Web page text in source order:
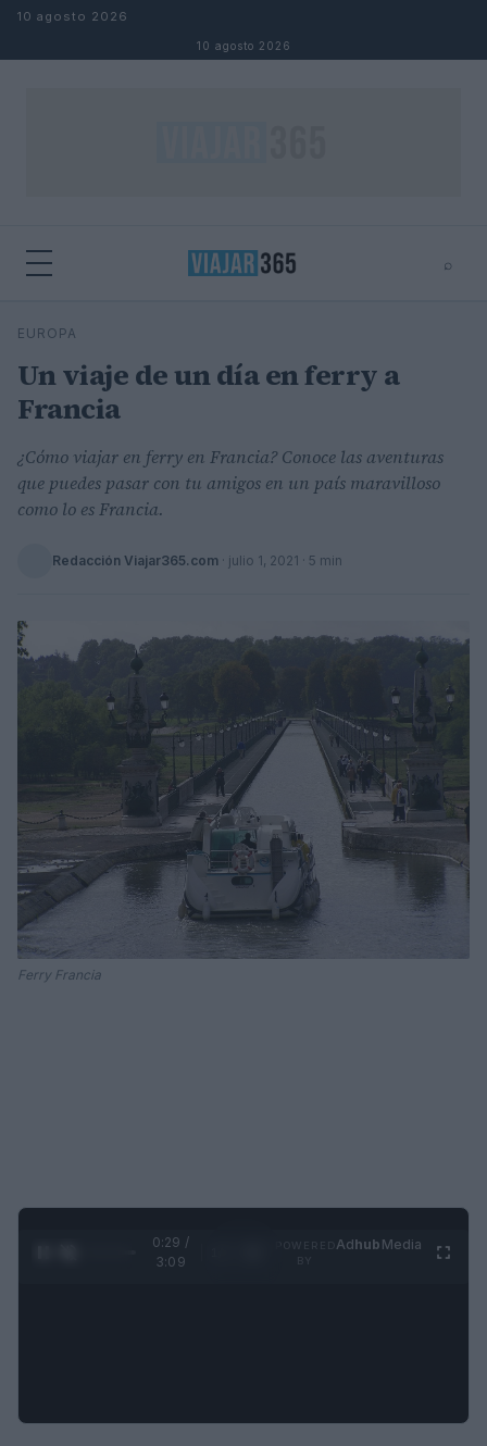
Saltar al contenido
10 agosto 2026
10 agosto 2026
⌕
Buscar
EUROPA
Un viaje de un día en ferry a
Francia
¿Cómo viajar en ferry en Francia? Conoce las aventuras
que puedes pasar con tu amigos en un país maravilloso
como lo es Francia.
Redacción Viajar365.com · julio 1, 2021 · 5 min
Ferry Francia
0:30 /
3:09
Adhub Media